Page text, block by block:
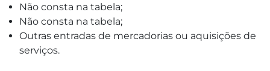
Não consta na tabela;
Não consta na tabela;
Outras entradas de mercadorias ou aquisições de
serviços.